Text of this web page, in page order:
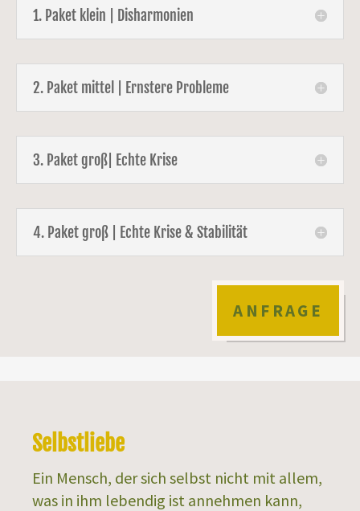
1. Paket klein | Disharmonien
2. Paket mittel | Ernstere Probleme
3. Paket groß| Echte Krise
4. Paket groß | Echte Krise & Stabilität
ANFRAGE
Selbstliebe
Ein Mensch, der sich selbst nicht mit allem,
was in ihm lebendig ist annehmen kann,